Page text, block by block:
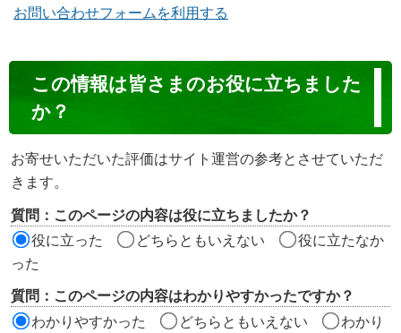
お問い合わせフォームを利用する
ン
ン
ツ
評
価
ア
この情報は皆さまのお役に立ちました
か？
お寄せいただいた評価はサイト運営の参考とさせていただ
きます。
質問：このページの内容は役に立ちましたか？
役に立った
どちらともいえない
役に立たなか
った
質問：このページの内容はわかりやすかったですか？
わかりやすかった
どちらともいえない
わかり